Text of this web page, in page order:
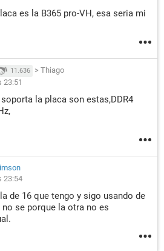
es la B365 pro-VH, esa seria mi
11.636 > Thiago
23:51
la placa son estas,DDR4
23:54
de 16 que tengo y sigo usando de
se porque la otra no es